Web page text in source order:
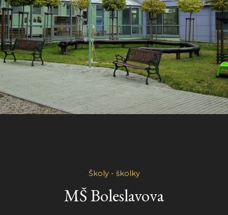
Školy - školky
MŠ Boleslavova